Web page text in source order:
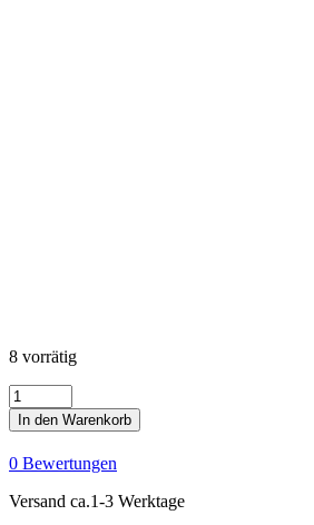
8 vorrätig
Black
and
White
-
Rocky
Black
Menge
In den Warenkorb
0 Bewertungen
Versand ca.1-3 Werktage